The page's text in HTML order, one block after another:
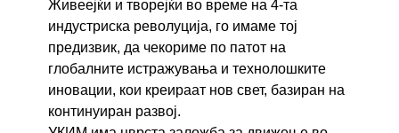
Живеејќи и творејќи во време на 4-та
индустриска револуција, го имаме тој
предизвик, да чекориме по патот на
глобалните истражувања и технолошките
иновации, кои креираат нов свет, базиран на
континуиран развој.